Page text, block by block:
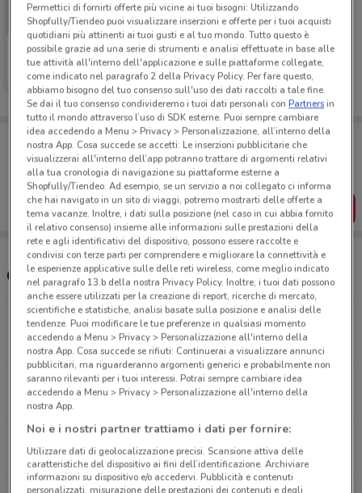
MediaWorld
Scade venerdì 2.2 km
Porta DoveConviene sempre con te!
Puoi trovare le migliori offerte dei negozi vicino a te,
salvarle e creare la tua lista del risparmio, comodamente
dal tuo cellulare.
SCARICA L’APP
Orari e negozi Media World
Viale Certosa, 29 Milano
2.2 km
CHIUSO
Viale Carlo Troya, 18 Milano
2.2 km
CHIUSO
Viale Umbria, 16 Milano
5.4 km
CHIUSO
Permettici di fornirti offerte più vicine ai tuoi bisogni: Utilizzando
Shopfully/Tiendeo puoi visualizzare inserzioni e offerte per i tuoi acquisti
quotidiani più attinenti ai tuoi gusti e al tuo mondo. Tutto questo è
possibile grazie ad una serie di strumenti e analisi effettuate in base alle
tue attività all'interno dell'applicazione e sulle piattaforme collegate,
come indicato nel paragrafo 2 della Privacy Policy. Per fare questo,
abbiamo bisogno del tuo consenso sull'uso dei dati raccolti a tale fine.
Se dai il tuo consenso condivideremo i tuoi dati personali conPartnersin
tutto il mondo attraverso l’uso di SDK esterne. Puoi sempre cambiare
idea accedendo a Menu > Privacy > Personalizzazione, all’interno della
nostra App. Cosa succede se accetti: Le inserzioni pubblicitarie che
visualizzerai all'interno dell’app potranno trattare di argomenti relativi
alla tua cronologia di navigazione su piattaforme esterne a
Shopfully/Tiendeo. Ad esempio, se un servizio a noi collegato ci informa
che hai navigato in un sito di viaggi, potremo mostrarti delle offerte a
tema vacanze. Inoltre, i dati sulla posizione (nel caso in cui abbia fornito
il relativo consenso) insieme alle informazioni sulle prestazioni della
rete e agli identificativi del dispositivo, possono essere raccolte e
condivisi con terze parti per comprendere e migliorare la connettività e
le esperienze applicative sulle delle reti wireless, come meglio indicato
nel paragrafo 13.b della nostra Privacy Policy. Inoltre, i tuoi dati possono
anche essere utilizzati per la creazione di report, ricerche di mercato,
scientifiche e statistiche, analisi basate sulla posizione e analisi delle
tendenze. Puoi modificare le tue preferenze in qualsiasi momento
accedendo a Menu > Privacy > Personalizzazione all'interno della
nostra App. Cosa succede se rifiuti: Continuerai a visualizzare annunci
pubblicitari, ma riguarderanno argomenti generici e probabilmente non
saranno rilevanti per i tuoi interessi. Potrai sempre cambiare idea
accedendo a Menu > Privacy > Personalizzazione all'interno della
nostra App.
Noi e i nostri partner trattiamo i dati per fornire:
Utilizzare dati di geolocalizzazione precisi. Scansione attiva delle
caratteristiche del dispositivo ai fini dell’identificazione. Archiviare
informazioni su dispositivo e/o accedervi. Pubblicità e contenuti
personalizzati, misurazione delle prestazioni dei contenuti e degli